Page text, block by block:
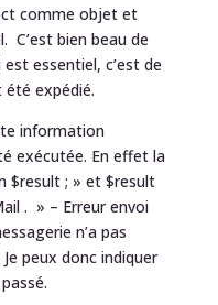
comme objet et
C’est bien beau de
essentiel, c’est de
expédié.
information
exécutée. En effet la
$result ; » et $result
. » – Erreur envoi
n’a pas
peux donc indiquer